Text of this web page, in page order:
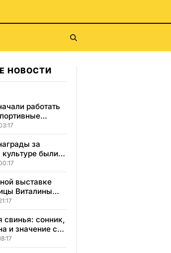
НОВОСТИ
работать
с
за
были
выставке
Виталины
работ
свинья: сонник,
и значение сна